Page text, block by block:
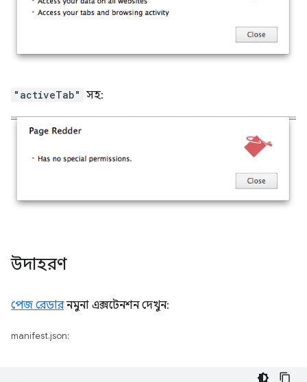
"activeTab" সহ:
উদাহরণ
পেজ রেডারনমুনা এক্সটেনশন দেখুন:
manifest.json: